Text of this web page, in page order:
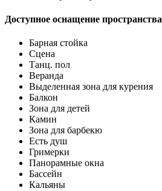
Доступное оснащение пространства
Барная стойка
Сцена
Танц. пол
Веранда
Выделенная зона для курения
Балкон
Зона для детей
Камин
Зона для барбекю
Есть душ
Гримерки
Панорамные окна
Бассейн
Кальяны